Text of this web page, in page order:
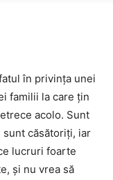
în privința unei
familii la care țin
acolo. Sunt
sunt căsătoriți, iar
lucruri foarte
și nu vrea să